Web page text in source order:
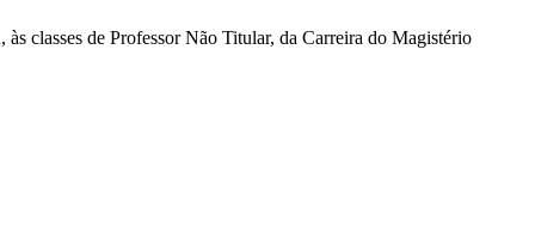
classes de Professor Não Titular, da Carreira do Magistério